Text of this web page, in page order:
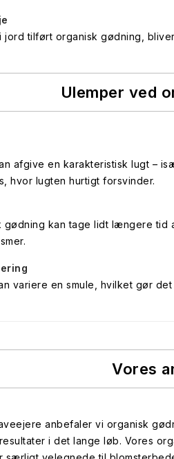
jord tilført organisk gødning,
Ulemper ved
afgive en karakteristisk lugt –
hvor lugten hurtigt forsvinder.
gødning kan tage lidt længere
variere en smule, hvilket gør
Vores
anbefaler vi organisk
i det lange løb. Vores